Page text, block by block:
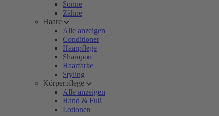
Sonne
Zähne
Haare
Alle anzeigen
Conditioner
Haarpflege
Shampoo
Haarfarbe
Styling
Körperpflege
Alle anzeigen
Hand & Fuß
Lotionen